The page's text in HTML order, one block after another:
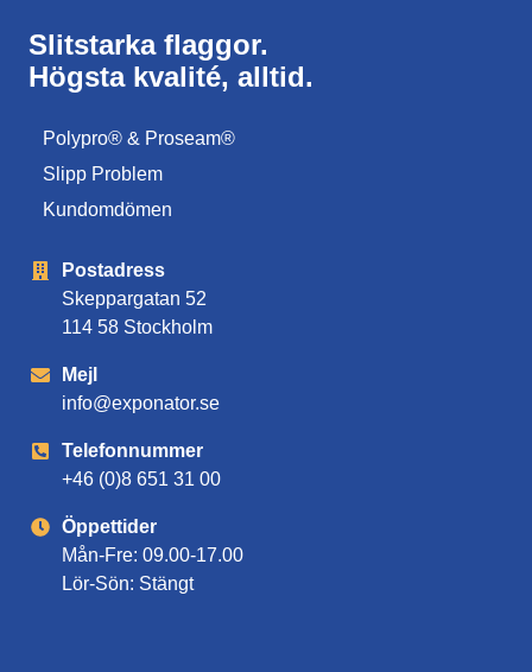
Slitstarka flaggor.
Högsta kvalité, alltid.
Polypro® & Proseam®
Slipp Problem
Kundomdömen
Postadress
Skeppargatan 52
114 58 Stockholm
Mejl
info@exponator.se
Telefonnummer
+46 (0)8 651 31 00
Öppettider
Mån-Fre: 09.00-17.00
Lör-Sön: Stängt